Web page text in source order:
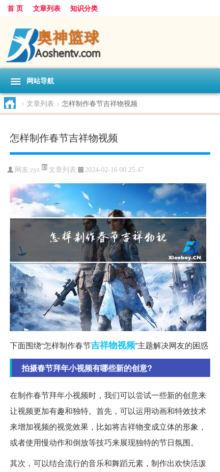
首 页 文章列表 知识分类
网站导航
> 文章列表 > 怎样制作春节吉祥物视频
怎样制作春节吉祥物视频
网友:zyz 文章列表 2024-02-16 00:25:47
下面围绕“怎样制作春节吉祥物视频”主题解决网友的困惑
拍摄春节拜年小视频有哪些新的创意?
在制作春节拜年小视频时，我们可以尝试一些新的创意来
让视频更加有趣和独特。首先，可以运用动画和特效技术
来增加视频的视觉效果，比如将吉祥物变成立体的形象，
或者使用慢动作和倒放等技巧来展现独特的节日氛围。
其次，可以结合流行的音乐和舞蹈元素，制作出欢快活泼